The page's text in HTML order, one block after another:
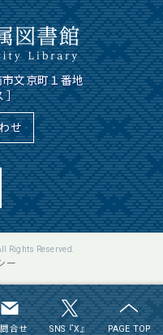
合せ SNS『X』 PAGE TOP
文京町１番地
］
せ
Rights Reserved.
ー